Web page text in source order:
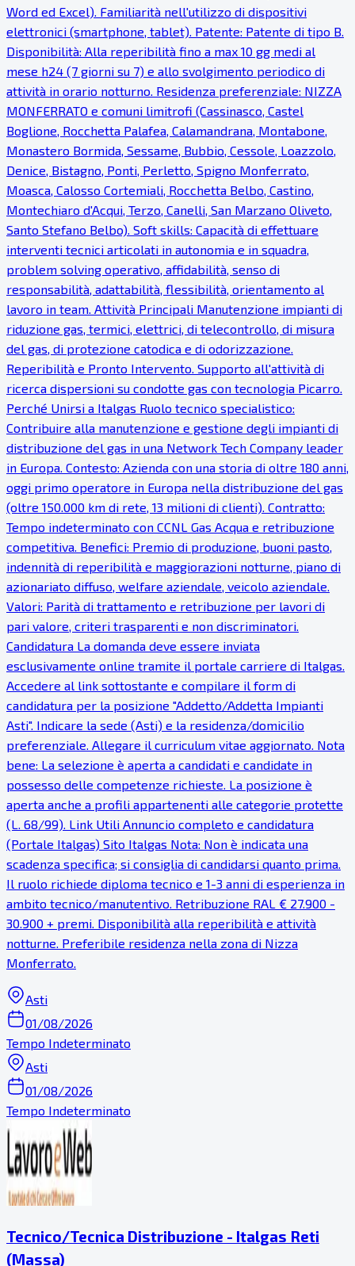
Word ed Excel). Familiarità nell'utilizzo di dispositivi
elettronici (smartphone, tablet). Patente: Patente di tipo B.
Disponibilità: Alla reperibilità fino a max 10 gg medi al
mese h24 (7 giorni su 7) e allo svolgimento periodico di
attività in orario notturno. Residenza preferenziale: NIZZA
MONFERRATO e comuni limitrofi (Cassinasco, Castel
Boglione, Rocchetta Palafea, Calamandrana, Montabone,
Monastero Bormida, Sessame, Bubbio, Cessole, Loazzolo,
Denice, Bistagno, Ponti, Perletto, Spigno Monferrato,
Moasca, Calosso Cortemiali, Rocchetta Belbo, Castino,
Montechiaro d'Acqui, Terzo, Canelli, San Marzano Oliveto,
Santo Stefano Belbo). Soft skills: Capacità di effettuare
interventi tecnici articolati in autonomia e in squadra,
problem solving operativo, affidabilità, senso di
responsabilità, adattabilità, flessibilità, orientamento al
lavoro in team. Attività Principali Manutenzione impianti di
riduzione gas, termici, elettrici, di telecontrollo, di misura
del gas, di protezione catodica e di odorizzazione.
Reperibilità e Pronto Intervento. Supporto all'attività di
ricerca dispersioni su condotte gas con tecnologia Picarro.
Perché Unirsi a Italgas Ruolo tecnico specialistico:
Contribuire alla manutenzione e gestione degli impianti di
distribuzione del gas in una Network Tech Company leader
in Europa. Contesto: Azienda con una storia di oltre 180 anni,
oggi primo operatore in Europa nella distribuzione del gas
(oltre 150.000 km di rete, 13 milioni di clienti). Contratto:
Tempo indeterminato con CCNL Gas Acqua e retribuzione
competitiva. Benefici: Premio di produzione, buoni pasto,
indennità di reperibilità e maggiorazioni notturne, piano di
azionariato diffuso, welfare aziendale, veicolo aziendale.
Valori: Parità di trattamento e retribuzione per lavori di
pari valore, criteri trasparenti e non discriminatori.
Candidatura La domanda deve essere inviata
esclusivamente online tramite il portale carriere di Italgas.
Accedere al link sottostante e compilare il form di
candidatura per la posizione "Addetto/Addetta Impianti
Asti". Indicare la sede (Asti) e la residenza/domicilio
preferenziale. Allegare il curriculum vitae aggiornato. Nota
bene: La selezione è aperta a candidati e candidate in
possesso delle competenze richieste. La posizione è
aperta anche a profili appartenenti alle categorie protette
(L. 68/99). Link Utili Annuncio completo e candidatura
(Portale Italgas) Sito Italgas Nota: Non è indicata una
scadenza specifica; si consiglia di candidarsi quanto prima.
Il ruolo richiede diploma tecnico e 1-3 anni di esperienza in
ambito tecnico/manutentivo. Retribuzione RAL € 27.900 -
30.900 + premi. Disponibilità alla reperibilità e attività
notturne. Preferibile residenza nella zona di Nizza
Monferrato.
Asti
01/08/2026
Tempo Indeterminato
Asti
01/08/2026
Tempo Indeterminato
Tecnico/Tecnica Distribuzione - Italgas Reti
(Massa)